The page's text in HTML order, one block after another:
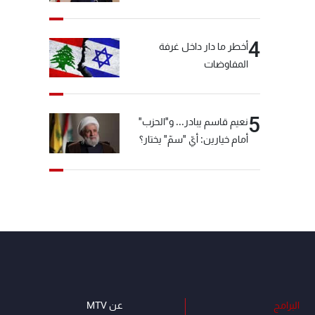
4أخطر ما دار داخل غرفة
المفاوضات
5نعيم قاسم يبادر... و"الحزب"
أمام خيارين: أيّ "سمّ" يختار؟
البرامج عن MTV